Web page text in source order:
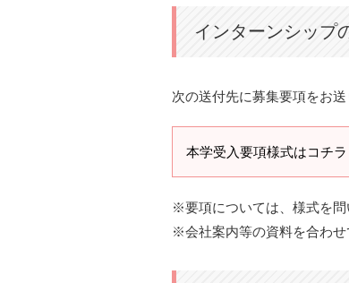
インターンシップ
次の送付先に募集要項をお送
本学受入要項様式はコチラ
※要項については、様式を問
※会社案内等の資料を合わせ